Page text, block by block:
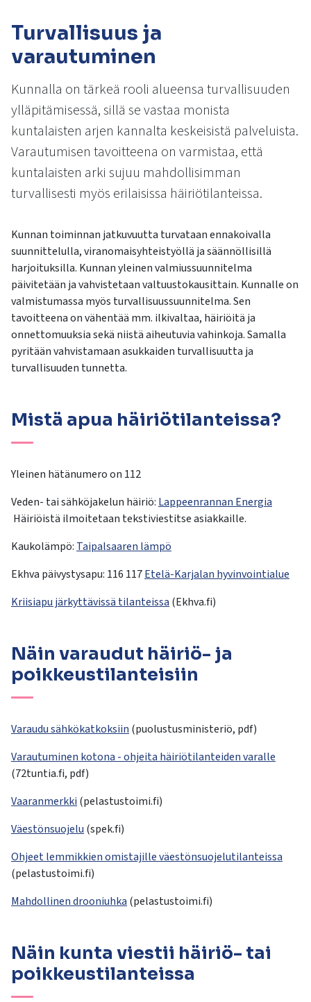
ja
pyyhkäisyliikkeitä.
Turvallisuus ja
varautuminen
Kunnalla on tärkeä rooli alueensa turvallisuuden
ylläpitämisessä, sillä se vastaa monista
kuntalaisten arjen kannalta keskeisistä palveluista.
Varautumisen tavoitteena on varmistaa, että
kuntalaisten arki sujuu mahdollisimman
turvallisesti myös erilaisissa häiriötilanteissa.
Kunnan toiminnan jatkuvuutta turvataan ennakoivalla
suunnittelulla, viranomaisyhteistyöllä ja säännöllisillä
harjoituksilla. Kunnan yleinen valmiussuunnitelma
päivitetään ja vahvistetaan valtuustokausittain. Kunnalle on
valmistumassa myös turvallisuussuunnitelma. Sen
tavoitteena on vähentää mm. ilkivaltaa, häiriöitä ja
onnettomuuksia sekä niistä aiheutuvia vahinkoja. Samalla
pyritään vahvistamaan asukkaiden turvallisuutta ja
turvallisuuden tunnetta.
Mistä apua häiriötilanteissa?
Yleinen hätänumero on 112
Veden- tai sähköjakelun häiriö: Lappeenrannan Energia
Häiriöistä ilmoitetaan tekstiviestitse asiakkaille.
Kaukolämpö: Taipalsaaren lämpö
Ekhva päivystysapu: 116 117Etelä-Karjalan hyvinvointialue
Kriisiapu järkyttävissä tilanteissa (Ekhva.fi)
Näin varaudut häiriö- ja
poikkeustilanteisiin
Varaudu sähkökatkoksiin (puolustusministeriö, pdf)
Varautuminen kotona - ohjeita häiriötilanteiden varalle
(72tuntia.fi, pdf)
Vaaranmerkki (pelastustoimi.fi)
Väestönsuojelu (spek.fi)
Ohjeet lemmikkien omistajille väestönsuojelutilanteissa
(pelastustoimi.fi)
Mahdollinen drooniuhka (pelastustoimi.fi)
Näin kunta viestii häiriö- tai
poikkeustilanteissa